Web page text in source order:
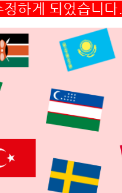
하게 되었습니다.